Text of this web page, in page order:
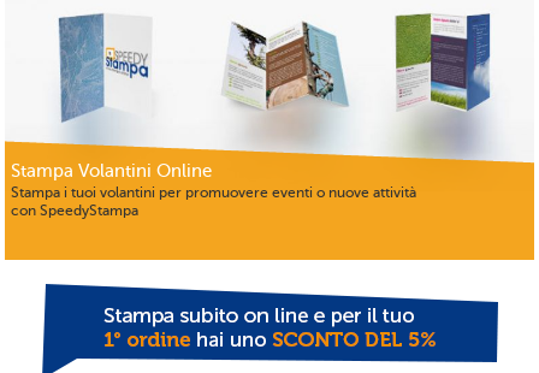
Stampa Volantini Online
Stampa i tuoi volantini per promuovere eventi o nuove attività
con SpeedyStampa